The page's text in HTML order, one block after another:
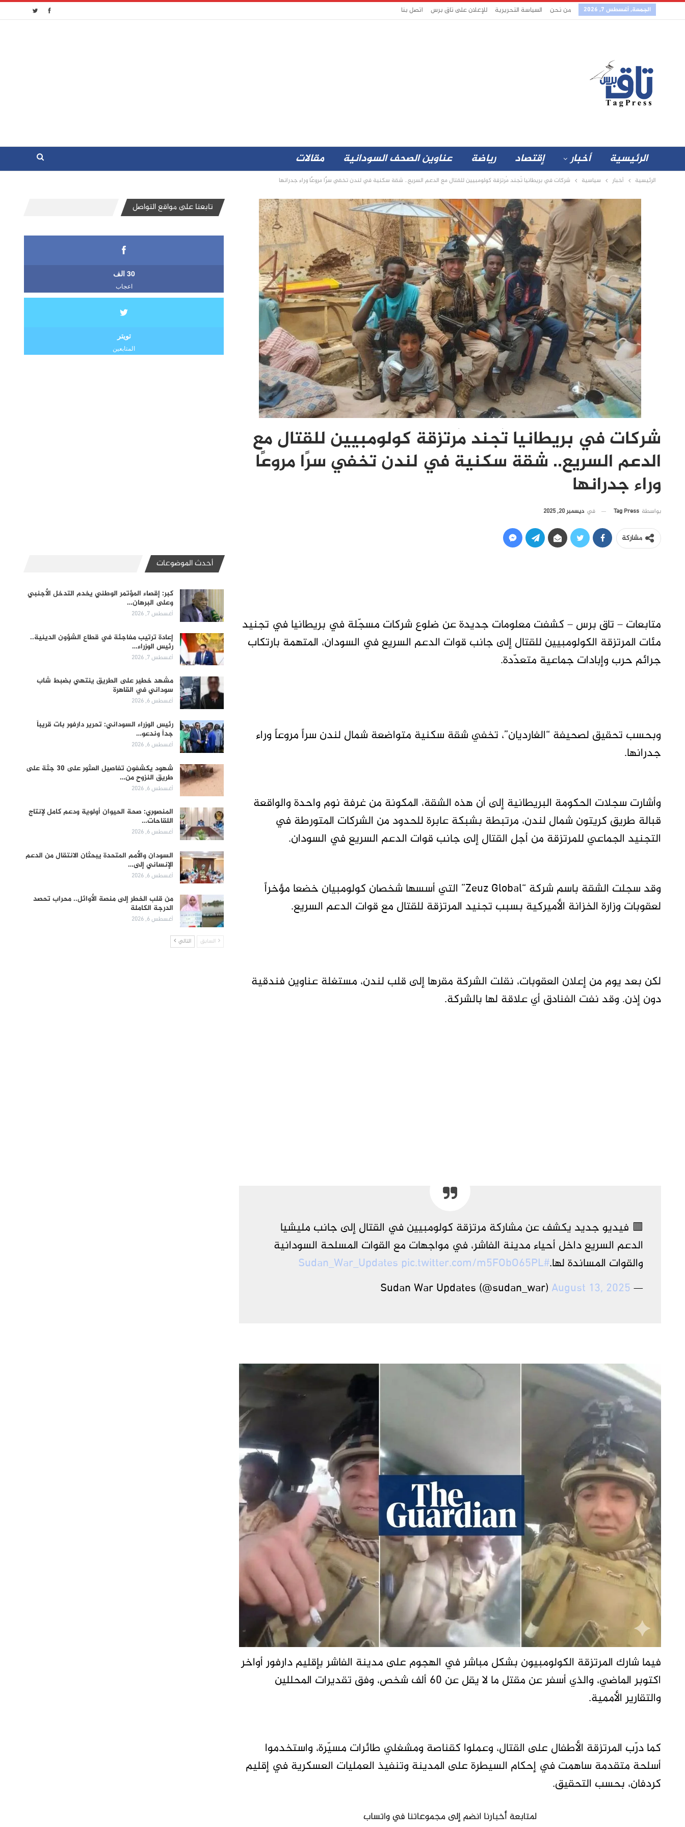
الجمعة, أغسطس 7, 2026 من نحن السياسة التحريرية للإعلان على تاق برس اتصل بنا
الرئيسية أخبار إقتصاد رياضة عناوين الصحف السودانية مقالات
الرئيسية أخبار سياسية شركات في بريطانيا تُجند مُرتزقة كولومبيين للقتال مع الدعم السريع.. شقة سكنية في لندن تخفي سرًا مروعًا وراء جدرانها
شركات في بريطانيا تُجند مُرتزقة كولومبيين للقتال مع
الدعم السريع.. شقة سكنية في لندن تخفي سرًا مروعًا
وراء جدرانها
بواسطة Tag Press في ديسمبر 20, 2025
مشاركة
متابعات – تاق برس – كشفت معلومات جديدة عن ضلوع شركات مسجّلة في بريطانيا في تجنيد
مئات المرتزقة الكولومبيين للقتال إلى جانب قوات الدعم السريع في السودان، المتهمة بارتكاب
جرائم حرب وإبادات جماعية متعدّدة.
وبحسب تحقيق لصحيفة “الغارديان”، تخفي شقة سكنية متواضعة شمال لندن سراً مروعاً وراء
جدرانها.
وأشارت سجلات الحكومة البريطانية إلى أن هذه الشقة، المكونة من غرفة نوم واحدة والواقعة
قبالة طريق كريتون شمال لندن، مرتبطة بشبكة عابرة للحدود من الشركات المتورطة في
التجنيد الجماعي للمرتزقة من أجل القتال إلى جانب قوات الدعم السريع في السودان.
وقد سجلت الشقة باسم شركة “Zeuz Global” التي أسسها شخصان كولومبيان خضعا مؤخراً
لعقوبات وزارة الخزانة الأميركية بسبب تجنيد المرتزقة للقتال مع قوات الدعم السريع.
لكن بعد يوم من إعلان العقوبات، نقلت الشركة مقرها إلى قلب لندن، مستغلة عناوين فندقية
دون إذن. وقد نفت الفنادق أي علاقة لها بالشركة.
🟥 فيديو جديد يكشف عن مشاركة مرتزقة كولومبيين في القتال إلى جانب مليشيا
الدعم السريع داخل أحياء مدينة الفاشر، في مواجهات مع القوات المسلحة السودانية
والقوات المساندة لها.#Sudan_War_Updates
pic.twitter.com/m5FObO65PL
— Sudan War Updates (@sudan_war)
August 13, 2025
فيما شارك المرتزقة الكولومبيون بشكل مباشر في الهجوم على مدينة الفاشر بإقليم دارفور أواخر
اكتوبر الماضي، والذي أسفر عن مقتل ما لا يقل عن 60 ألف شخص، وفق تقديرات المحللين
والتقارير الأممية.
كما درّب المرتزقة الأطفال على القتال، وعملوا كقناصة ومشغلي طائرات مسيّرة، واستخدموا
أسلحة متقدمة ساهمت في إحكام السيطرة على المدينة وتنفيذ العمليات العسكرية في إقليم
كردفان، بحسب التحقيق.
تابعنا على مواقع التواصل
30 الف
اعجاب
تويتر
المتابعين
أحدث الموضوعات
كبر: إقصاء المؤتمر الوطني يخدم التدخل الأجنبي
وعلى البرهان…
أغسطس 7, 2026
إعادة ترتيب مفاجئة في قطاع الشؤون الدينية..
رئيس الوزراء…
أغسطس 7, 2026
مشهد خطير على الطريق ينتهي بضبط شاب
سوداني في القاهرة
أغسطس 6, 2026
رئيس الوزراء السوداني: تحرير دارفور بات قريباً
جداً وندعو…
أغسطس 6, 2026
شهود يكشفون تفاصيل العثور على 30 جثة على
طريق النزوح من…
أغسطس 6, 2026
المنصوري: صحة الحيوان أولوية ودعم كامل لإنتاج
اللقاحات…
أغسطس 6, 2026
السودان والأمم المتحدة يبحثان الانتقال من الدعم
الإنساني إلى…
أغسطس 6, 2026
من قلب الخطر إلى منصة الأوائل.. محراب تحصد
الدرجة الكاملة
أغسطس 6, 2026
السابق التالي